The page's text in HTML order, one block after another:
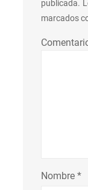
publicada.
marcados
Nombre *